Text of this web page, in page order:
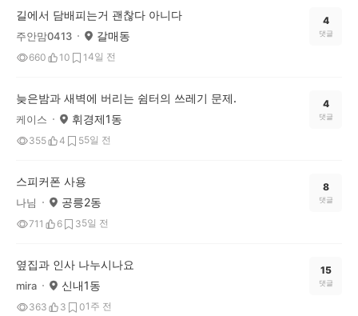
길에서 담배피는거 괜찮다 아니다
주안맘0413 갈매동
660 10 14일 전
4
댓글
늦은밤과 새벽에 버리는 쉼터의 쓰레기 문제.
케이스 휘경제1동
355 4 55일 전
4
댓글
스피커폰 사용
나님 공릉2동
711 6 35일 전
8
댓글
옆집과 인사 나누시나요
mira 신내1동
363 3 01주 전
15
댓글